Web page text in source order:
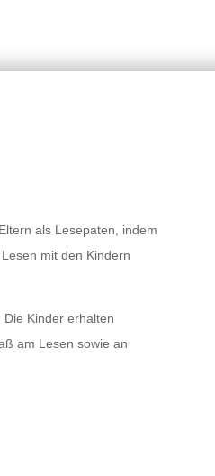
als Lesepaten, indem
mit den Kindern
Kinder erhalten
am Lesen sowie an